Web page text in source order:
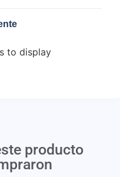
to display
producto